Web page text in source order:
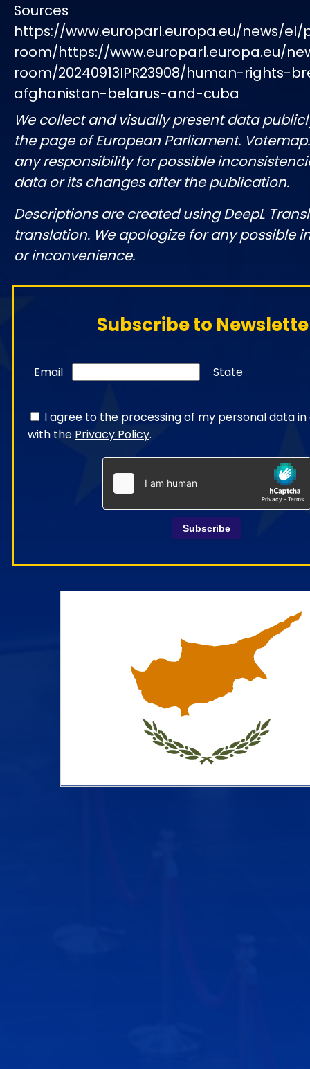
Sources
https://www.europarl.europa.eu/news/el/
room/https://www.europarl.europa.eu/
room/20240913IPR23908/human-rights-
afghanistan-belarus-and-cuba
We collect and visually present data
the page of European Parliament.
any responsibility for possible
data or its changes after the publication.
Descriptions are created using DeepL
translation. We apologize for any possible
or inconvenience.
Subscribe to
Email State
I agree to the processing of my personal data
with the Privacy Policy.
Subscribe